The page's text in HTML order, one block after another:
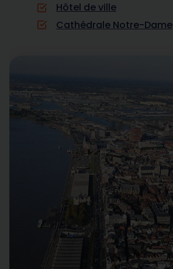
Hôtel de ville
Cathédrale Notre-Dame